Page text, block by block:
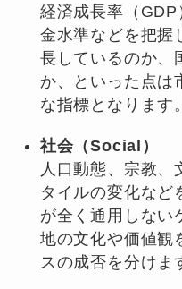
経済成長率（
金水準などを把握
長しているのか、
か、といった点は
な指標となります。
社会（Social）
人口動態、宗教、
タイルの変化など
が全く通用しない
地の文化や価値観
スの成否を分けま